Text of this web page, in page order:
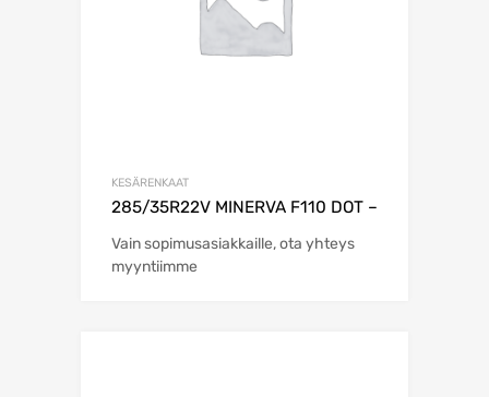
KESÄRENKAAT
285/35R22V MINERVA F110 DOT –
Vain sopimusasiakkaille, ota yhteys
myyntiimme